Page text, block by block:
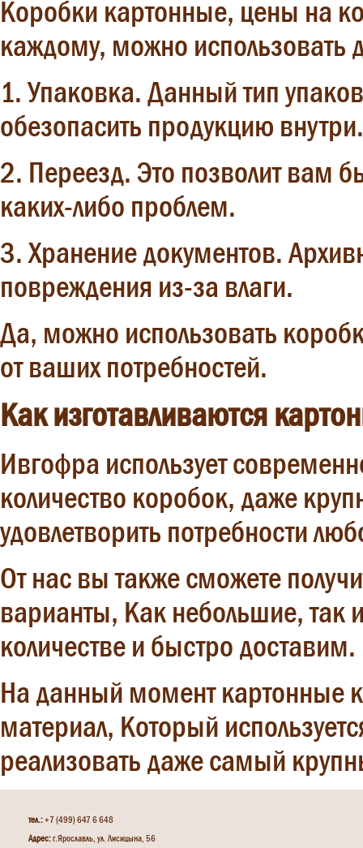
Коробки картонные, цены на
каждому, можно использовать
1. Упаковка. Данный тип
обезопасить продукцию внутри.
2. Переезд. Это позволит вам
каких-либо проблем.
3. Хранение документов.
повреждения из-за влаги.
Да, можно использовать
от ваших потребностей.
Как изготавливаются
Ивгофра использует
количество коробок, даже
удовлетворить потребности
От нас вы также сможете
варианты, Как небольшие,
количестве и быстро доставим.
На данный момент картонные
материал, Который
реализовать даже самый
тел.:+7 (499) 647 6 648
Адрес:г.Ярославль, ул. Лисицына, 56